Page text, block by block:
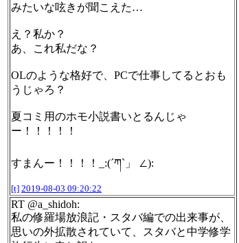
みたいな呟きが聞こえた…
え？私か？
あ、これ私だな？
OLのような格好で、PCで仕事してるとおも
うじゃろ？
夏コミ用のホモ小説書いとるんじゃ
ー！！！！！
すまんー！！！！_:(´ཀ`」 ∠):
[t] 2019-08-03 09:20:22
RT @a_shidoh:
私の修羅場放浪記・スタバ編での出来事が、
思いの外拡散されていて、スタバと中学修学